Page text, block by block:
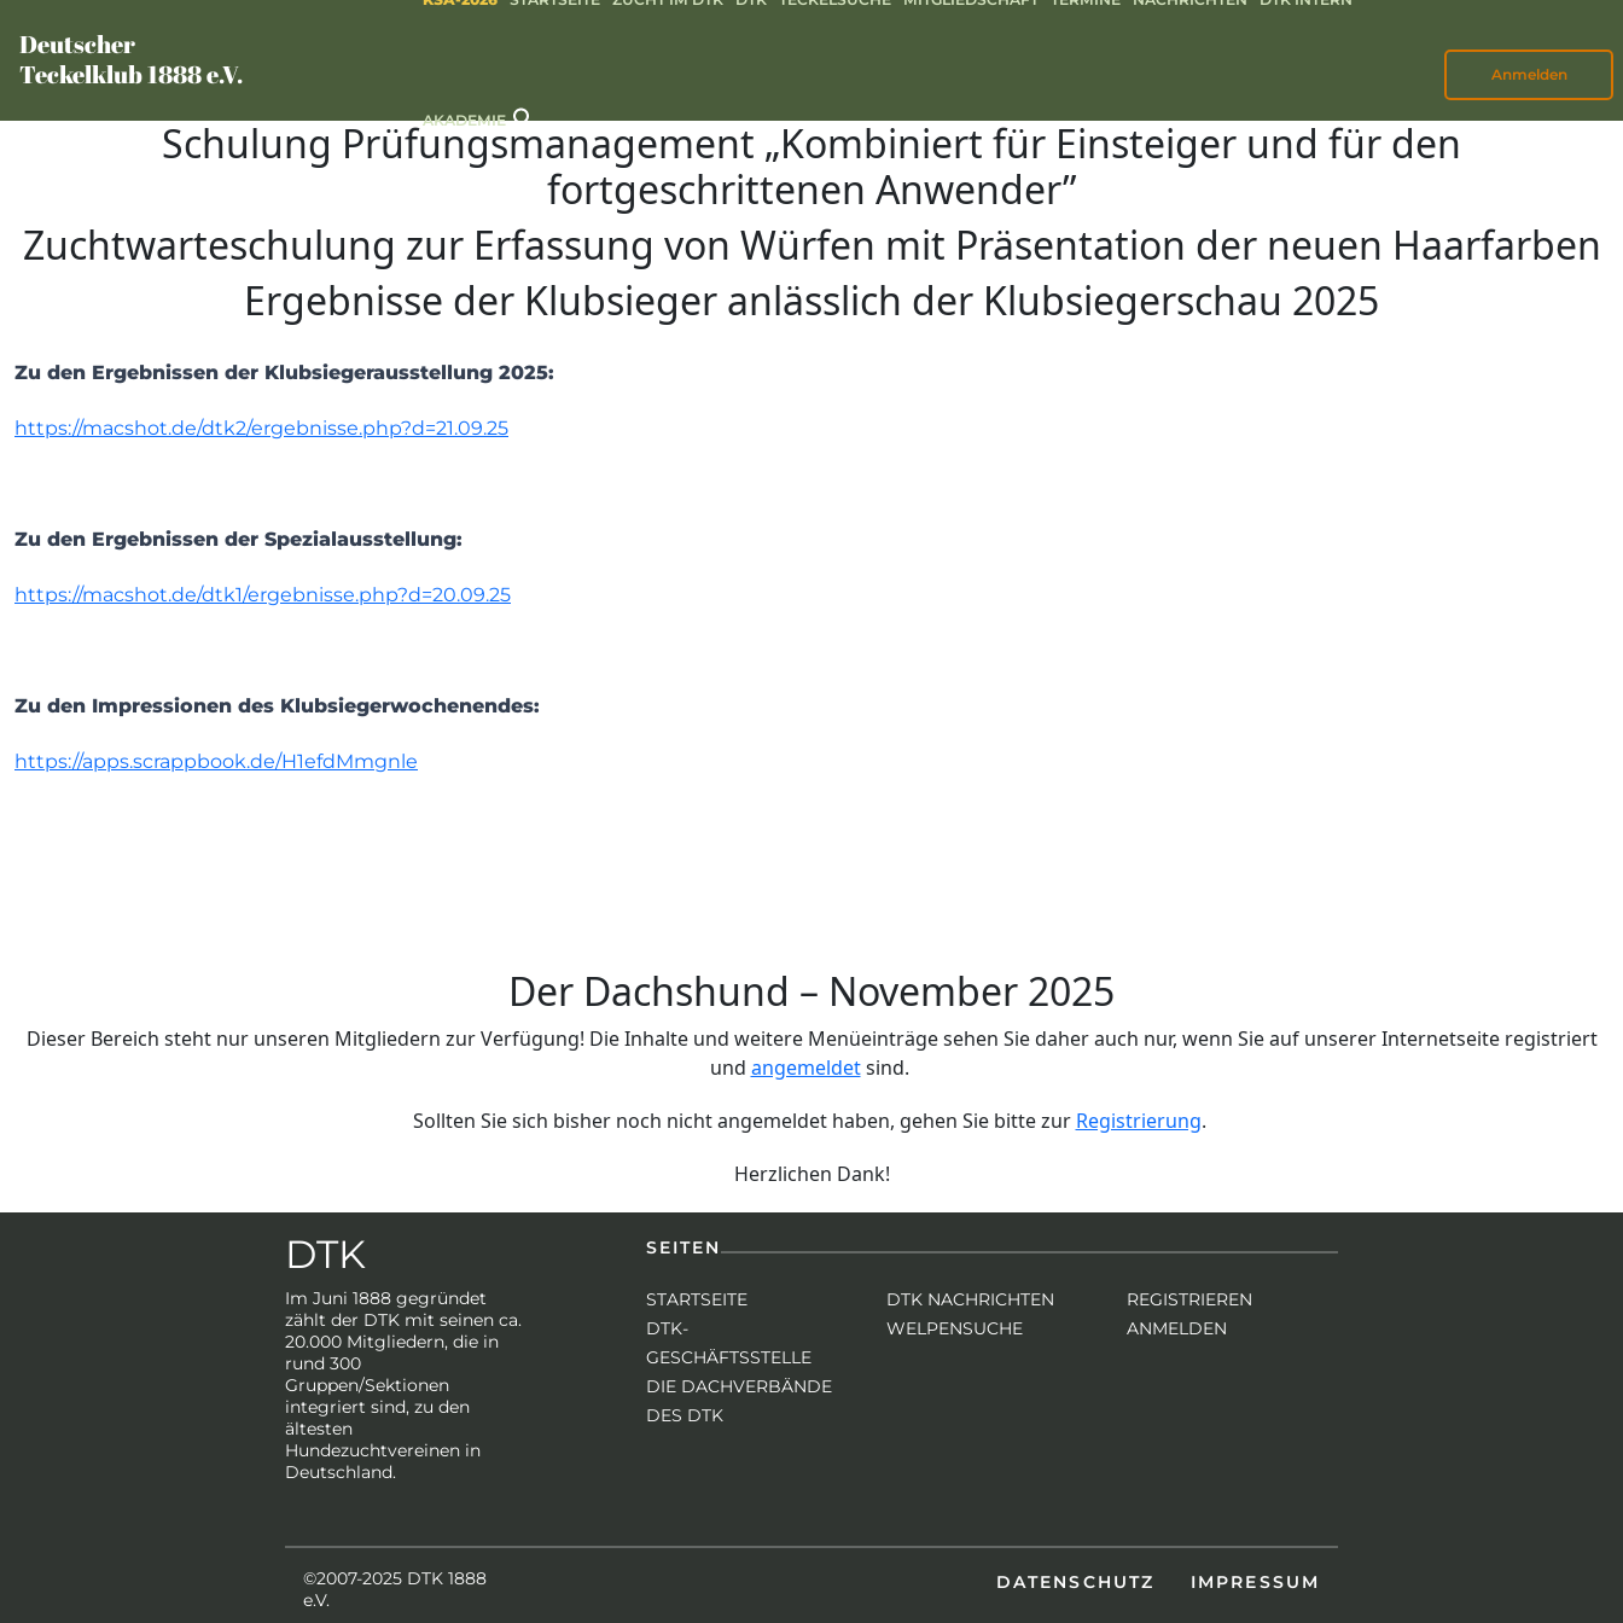
Deutscher
Teckelklub 1888 e.V.
AKADEMIE
Anmelden
Schulung Prüfungsmanagement „Kombiniert für Einsteiger und für den
fortgeschrittenen Anwender”
Zuchtwarteschulung zur Erfassung von Würfen mit Präsentation der neuen Haarfarben
Ergebnisse der Klubsieger anlässlich der Klubsiegerschau 2025
Zu den Ergebnissen der Klubsiegerausstellung 2025:
https://macshot.de/dtk2/ergebnisse.php?d=21.09.25
Zu den Ergebnissen der Spezialausstellung:
https://macshot.de/dtk1/ergebnisse.php?d=20.09.25
Zu den Impressionen des Klubsiegerwochenendes:
https://apps.scrappbook.de/H1efdMmgnle
Der Dachshund – November 2025
Dieser Bereich steht nur unseren Mitgliedern zur Verfügung! Die Inhalte und weitere Menüeinträge sehen Sie daher auch nur, wenn Sie auf unserer Internetseite registriert
und angemeldetsind.
Sollten Sie sich bisher noch nicht angemeldet haben, gehen Sie bitte zur Registrierung.
Herzlichen Dank!
DTK
Im Juni 1888 gegründet
zählt der DTK mit seinen ca.
20.000 Mitgliedern, die in
rund 300
Gruppen/Sektionen
integriert sind, zu den
ältesten
Hundezuchtvereinen in
Deutschland.
SEITEN
STARTSEITE
DTK-
GESCHÄFTSSTELLE
DIE DACHVERBÄNDE
DES DTK
DTK NACHRICHTEN
WELPENSUCHE
REGISTRIEREN
ANMELDEN
©2007-2025 DTK 1888
e.V.
DATENSCHUTZ IMPRESSUM